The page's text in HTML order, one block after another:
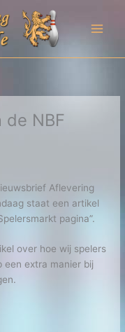
de NBF
Aflevering
staat een artikel
pagina”.
over hoe wij spelers
een extra manier bij